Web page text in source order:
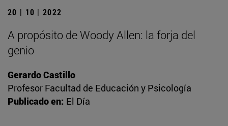
20 | 10 | 2022
A propósito de Woody Allen: la forja del
genio
Gerardo Castillo
Profesor Facultad de Educación y Psicología
Publicado en: El Día